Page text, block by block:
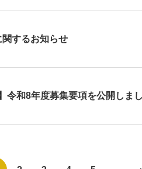
関するお知らせ
令和8年度募集要項を公開しま